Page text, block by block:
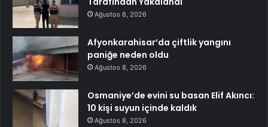
Ağustos 8, 2026
Afyonkarahisar’da çiftlik yangını
paniğe neden oldu
Ağustos 8, 2026
Osmaniye’de evini su basan Elif Akıncı:
10 kişi suyun içinde kaldık
Ağustos 8, 2026